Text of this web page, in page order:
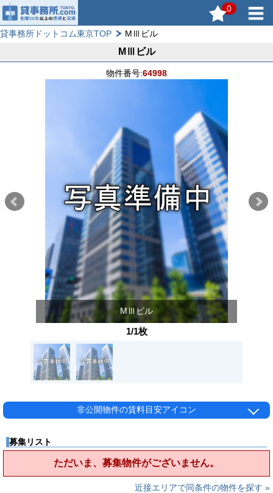
0
貸事務所ドットコム東京TOP MⅢビル
MⅢビル
物件番号:64998
MⅢビル
1/1枚
非公開物件の賃料目安アイコン
募集リスト
ただいま、募集物件がございません。
近接エリアで同条件の物件を探す »